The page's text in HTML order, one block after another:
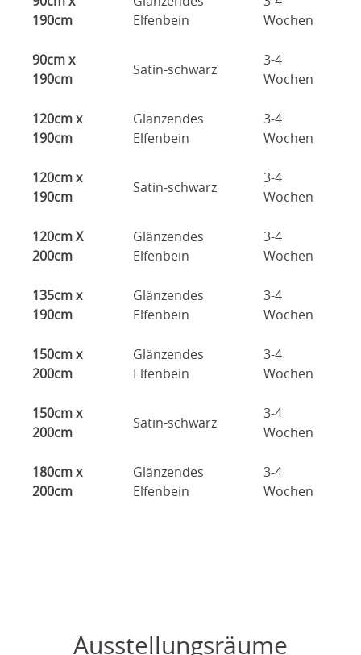
190cm
Elfenbein
Wochen
90cm x
190cm
Satin-schwarz
3-4
Wochen
120cm x
190cm
Glänzendes
Elfenbein
3-4
Wochen
120cm x
190cm
Satin-schwarz
3-4
Wochen
120cm X
200cm
Glänzendes
Elfenbein
3-4
Wochen
135cm x
190cm
Glänzendes
Elfenbein
3-4
Wochen
150cm x
200cm
Glänzendes
Elfenbein
3-4
Wochen
150cm x
200cm
Satin-schwarz
3-4
Wochen
180cm x
200cm
Glänzendes
Elfenbein
3-4
Wochen
Ausstellungsräume